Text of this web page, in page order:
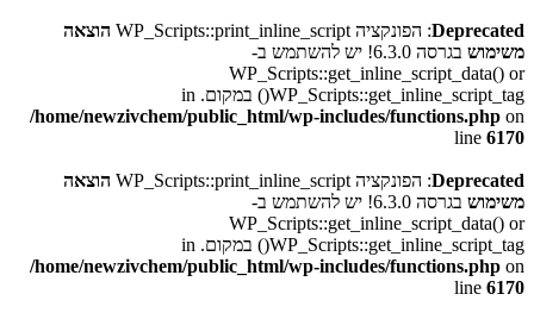
Deprecated: הפונקציה WP_Scripts::print_inline_script
הוצאה
משימוש
בגרסה 6.3.0! יש להשתמש ב-
WP_Scripts::get_inline_script_data() or
WP_Scripts::get_inline_script_tag() במקום. in
/home/newzivchem/public_html/wp-includes/functions.php on
line 6170
Deprecated: הפונקציה WP_Scripts::print_inline_script
הוצאה
משימוש
בגרסה 6.3.0! יש להשתמש ב-
WP_Scripts::get_inline_script_data() or
WP_Scripts::get_inline_script_tag() במקום. in
/home/newzivchem/public_html/wp-includes/functions.php on
line 6170